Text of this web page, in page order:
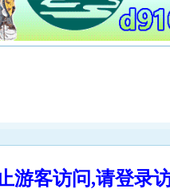
游客访问,请登